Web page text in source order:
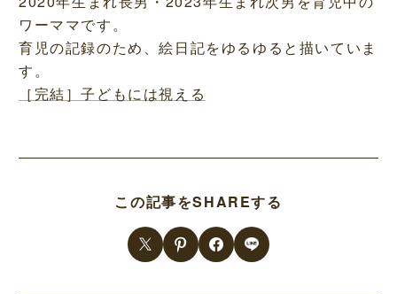
ワーママです。
育児の記録のため、絵日記をゆるゆると描いていま
す。
［完結］子どもには視える
この記事をSHAREする